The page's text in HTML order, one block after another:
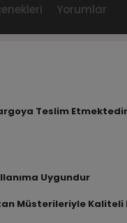
Yorumlar
Teslim Etmektedir
Uygundur
Müsterileriyle Kaliteli